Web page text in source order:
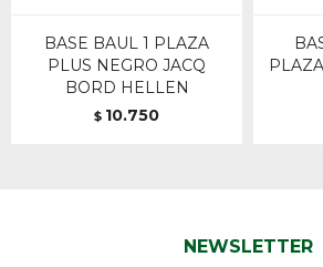
BASE BAUL 1 PLAZA
PLUS NEGRO JACQ
BORD HELLEN
$ 10.750
NEWSLETTER